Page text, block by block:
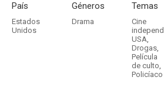
País
Estados
Unidos
Géneros
Drama
Temas
Cine
USA,
Drogas,
Película
de culto,
Policíaco